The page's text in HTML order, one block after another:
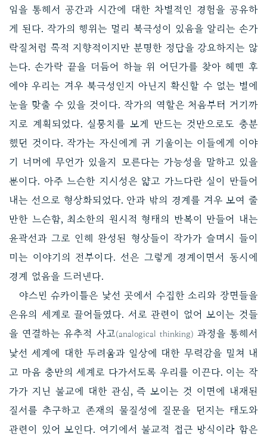
임을 통해서 공간과 시간에 대한 차별적인 경험을 공유하
게 된다. 작가의 행위는 멀리 북극성이 있음을 알리는 손가
락질처럼 목적 지향적이지만 분명한 정답을 강요하지는 않
는다. 손가락 끝을 더듬어 하늘 위 어딘가를 찾아 헤맨 후
에야 우리는 겨우 북극성인지 아닌지 확신할 수 없는 별에
눈을 맞출 수 있을 것이다. 작가의 역할은 처음부터 거기까
지로 계획되었다. 실뭉치를 보게 만드는 것만으로도 충분
했던 것이다. 작가는 자신에게 귀 기울이는 이들에게 이야
기 너머에 무언가 있을지 모른다는 가능성을 말하고 있을
뿐이다. 아주 느슨한 지시성은 얇고 가느다란 실이 만들어
내는 선으로 형상화되었다. 안과 밖의 경계를 겨우 보여 줄
만한 느슨함, 최소한의 원시적 형태의 반복이 만들어 내는
윤곽선과 그로 인해 완성된 형상들이 작가가 슬며시 들이
미는 이야기의 전부이다. 선은 그렇게 경계이면서 동시에
경계 없음을 드러낸다.
야스민 슈카이틀은 낯선 곳에서 수집한 소리와 장면들을
은유의 세계로 끌어들였다. 서로 관련이 없어 보이는 것들
을 연결하는 유추적 사고(analogical thinking) 과정을 통해서
낯선 세계에 대한 두려움과 일상에 대한 무력감을 밀쳐 내
고 마음 충만의 세계로 다가서도록 우리를 이끈다. 이는 작
가가 지닌 불교에 대한 관심, 즉 보이는 것 이면에 내재된
질서를 추구하고 존재의 물질성에 질문을 던지는 태도와
관련이 있어 보인다. 여기에서 불교적 접근 방식이라 함은